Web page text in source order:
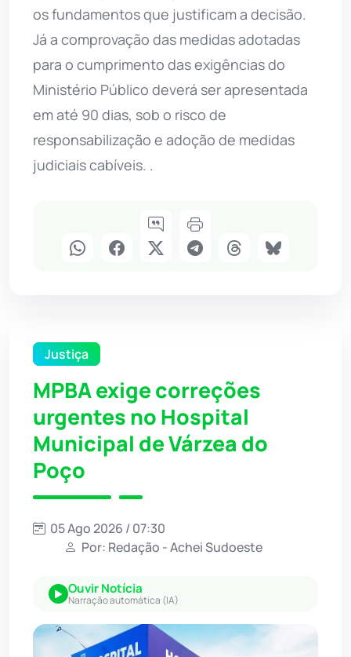
os fundamentos que justificam a decisão.
Já a comprovação das medidas adotadas
para o cumprimento das exigências do
Ministério Público deverá ser apresentada
em até 90 dias, sob o risco de
responsabilização e adoção de medidas
judiciais cabíveis. .
Justiça
MPBA exige correções
urgentes no Hospital
Municipal de Várzea do
Poço
05 Ago 2026 / 07:30
Por: Redação - Achei Sudoeste
Ouvir Notícia
Narração automática (IA)